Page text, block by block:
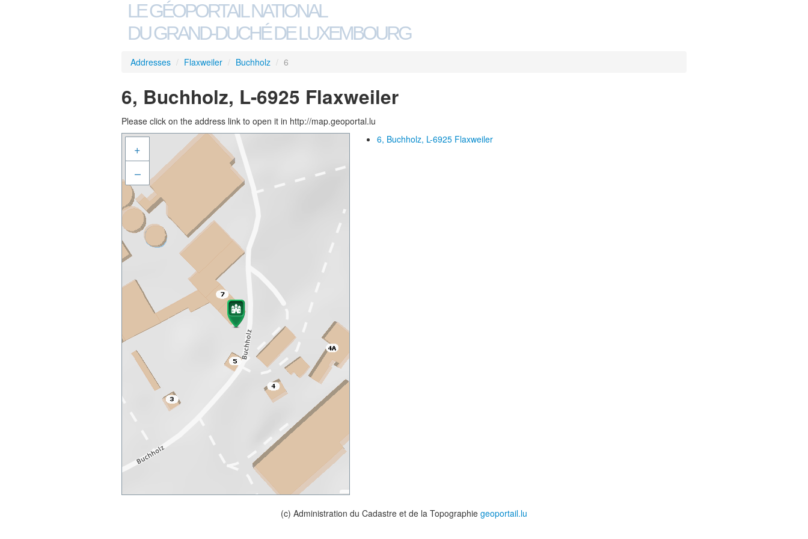
LE GÉOPORTAIL NATIONAL
DU GRAND-DUCHÉ DE LUXEMBOURG
Addresses / Flaxweiler / Buchholz / 6
6, Buchholz, L-6925 Flaxweiler
Please click on the address link to open it in http://map.geoportal.lu
+
–
6, Buchholz, L-6925 Flaxweiler
(c) Administration du Cadastre et de la Topographie geoportail.lu